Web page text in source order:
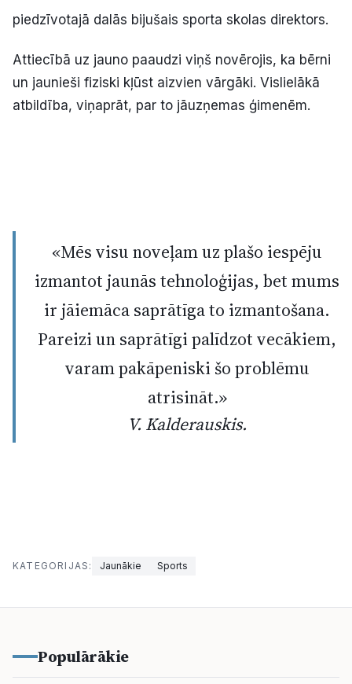
piedzīvotajā dalās bijušais sporta skolas direktors.
Attiecībā uz jauno paaudzi viņš novērojis, ka bērni
un jaunieši fiziski kļūst aizvien vārgāki. Vislielākā
atbildība, viņaprāt, par to jāuzņemas ģimenēm.
«Mēs visu noveļam uz plašo iespēju
izmantot jaunās tehnoloģijas, bet mums
ir jāiemāca saprātīga to izmantošana.
Pareizi un saprātīgi palīdzot vecākiem,
varam pakāpeniski šo problēmu
atrisināt.»
V. Kalderauskis.
KATEGORIJAS: Jaunākie Sports
Populārākie